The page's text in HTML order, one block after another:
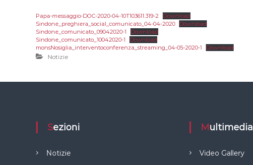
Papa-messaggio-DOC-2020-04-10T103611.319-2
Download
Sindone_preghiera_social_comunicato_04-04-2020
Download
Sindone_comunicato_09042020-1
Download
Sindone_comunicato_10042020-1
Download
monsNosiglia_interventoconferenza_streaming_04-05-2020-1
Download
Notizie
Sezioni
Notizie
Multimedia
Video Gallery